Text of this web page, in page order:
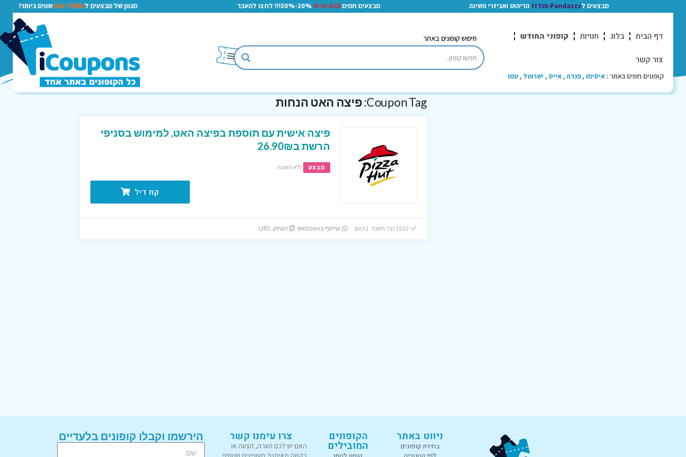
מבצעים לPandazzz-פנדזז הריהוט ואביזרי השינה מבצעים חמיםACE-אייס 30%-50%!!! לחצו למעבר מגוון של מבצעים לTEMU-טמו שווים ביותר!
דף הבית בלוג חנויות קופוני החודש
צור קשר
קופונים חמים באתר : איסימו ,פנדה ,אייס , ישרוטל ,טמו
חיפוש קופונים באתר
Coupon Tag: פיצה האט הנחות
פיצה אישית עם תוספת בפיצה האט, למימוש בסניפי
הרשת ב26.90₪
מבצע ללא תפוגה
קח דיל
1552 כבר חסכו! 1 היום שיתוף בוואטסאפ העתק URL
ניווט באתר
בחירת קופונים
הקופונים
המובילים
צרו עימנו קשר
האם יש לכם הערה, הצעה או
הירשמו וקבלו קופונים בלעדיים